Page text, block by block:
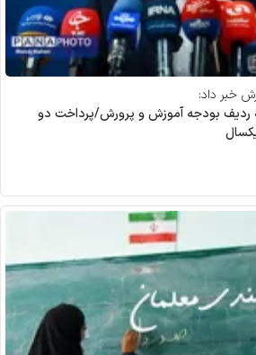
خبر داد:
ردیف بودجه آموزش و پرورش/پرداخت دو